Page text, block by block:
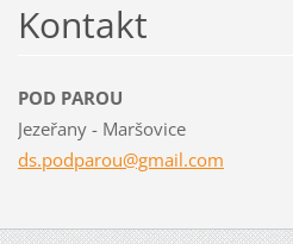
Kontakt
POD PAROU
Jezeřany - Maršovice
ds.podparou@gmail.com